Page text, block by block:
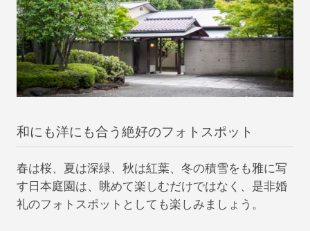
和にも洋にも合う絶好のフォトスポット
春は桜、夏は深緑、秋は紅葉、冬の積雪をも雅に写
す日本庭園は、眺めて楽しむだけではなく、是非婚
礼のフォトスポットとしても楽しみましょう。